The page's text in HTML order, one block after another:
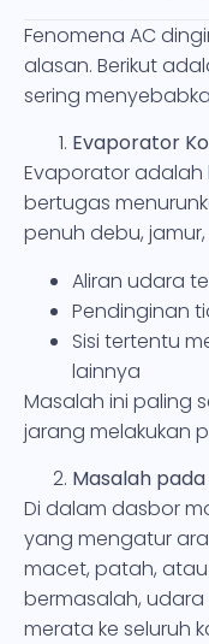
Fenomena AC
alasan. Berikut
sering
Evaporator
Evaporator
bertugas
penuh debu,
Aliran udara
Pendinginan
Sisi tertentu
lainnya
Masalah ini paling
jarang melakukan
Masalah
Di dalam dasbor
yang mengatur
macet, patah,
bermasalah,
merata ke seluruh